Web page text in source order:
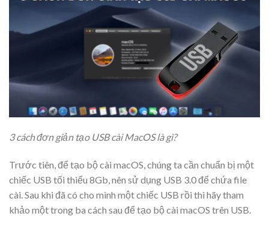
3 cách đơn giản tạo USB cài MacOS là gì?
Trước tiên, để tạo bộ cài macOS, chúng ta cần chuẩn bị một
chiếc USB tối thiểu 8Gb, nên sử dụng USB 3.0 để chứa file
cài. Sau khi đã có cho mình một chiếc USB rồi thì hãy tham
khảo một trong ba cách sau để tạo bộ cài macOS trên USB.